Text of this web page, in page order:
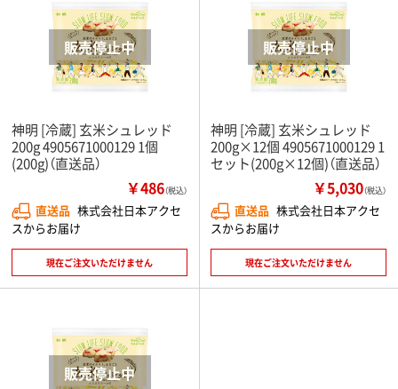
神明 [冷蔵] 玄米シュレッド
200g 4905671000129 1個
(200g)（直送品）
￥486（税込）
直送品 株式会社日本アクセ
スからお届け
現在ご注文いただけません
神明 [冷蔵] 玄米シュレッド
200g×12個 4905671000129 1
セット(200g×12個)（直送品）
￥5,030（税込）
直送品 株式会社日本アクセ
スからお届け
現在ご注文いただけません